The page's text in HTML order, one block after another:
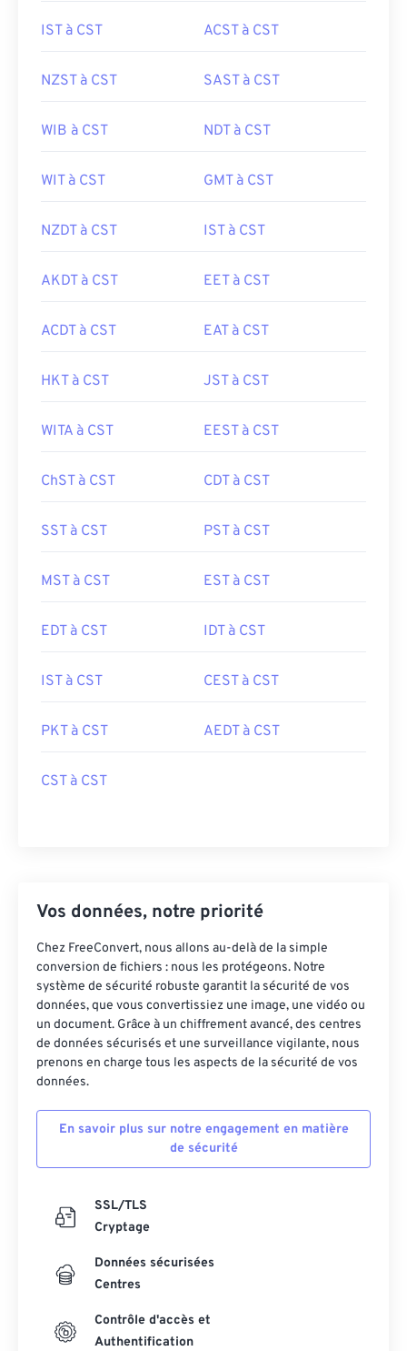
IST à CST ACST à CST
NZST à CST SAST à CST
WIB à CST NDT à CST
WIT à CST GMT à CST
NZDT à CST IST à CST
AKDT à CST EET à CST
ACDT à CST EAT à CST
HKT à CST JST à CST
WITA à CST EEST à CST
ChST à CST CDT à CST
SST à CST PST à CST
MST à CST EST à CST
EDT à CST IDT à CST
IST à CST CEST à CST
PKT à CST AEDT à CST
CST à CST
Vos données, notre priorité
Chez FreeConvert, nous allons au-delà de la simple
conversion de fichiers : nous les protégeons. Notre
système de sécurité robuste garantit la sécurité de vos
données, que vous convertissiez une image, une vidéo ou
un document. Grâce à un chiffrement avancé, des centres
de données sécurisés et une surveillance vigilante, nous
prenons en charge tous les aspects de la sécurité de vos
données.
En savoir plus sur notre engagement en matière
de sécurité
SSL/TLS
Cryptage
Données sécurisées
Centres
Contrôle d'accès et
Authentification